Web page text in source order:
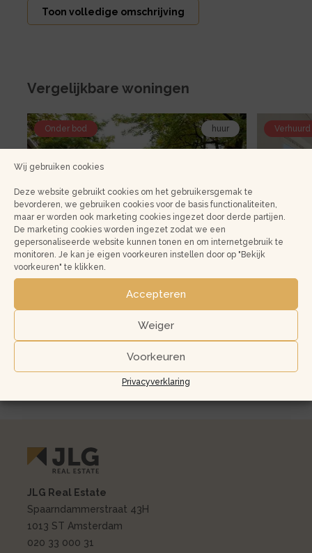
Wij gebruiken cookies
Deze website gebruikt cookies om het gebruikersgemak te
bevorderen, we gebruiken cookies voor de basis functionaliteiten,
maar er worden ook marketing cookies ingezet door derde partijen.
De marketing cookies worden ingezet zodat we een
gepersonaliseerde website kunnen tonen en om internetgebruik te
monitoren. Je kan je eigen voorkeuren instellen door op "Bekijk
voorkeuren" te klikken.
Accepteren
Weiger
Voorkeuren
Privacyverklaring
Toon volledige omschrijving
Vergelijkbare woningen
Bekijk
de
pagina
van
huur
Amsterdam
Roerstraat
69
Onder bod huur
Hoofdfoto
1078 LK, Amsterdam
82 2 Gestoffeerd
Bekijk
de
huur
Amsterdam
8-
Verhuurd
Hoofdfoto
1078
78
JLG Real Estate
Spaarndammerstraat 43H
1013 ST Amsterdam
020 33 000 31